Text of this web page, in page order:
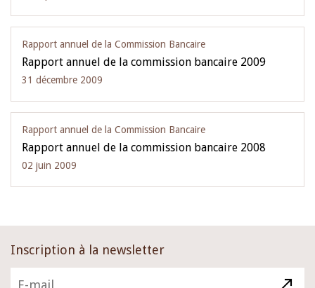
Rapport annuel de la Commission Bancaire
Rapport annuel de la commission bancaire 2009
31 décembre 2009
Rapport annuel de la Commission Bancaire
Rapport annuel de la commission bancaire 2008
02 juin 2009
Inscription à la newsletter